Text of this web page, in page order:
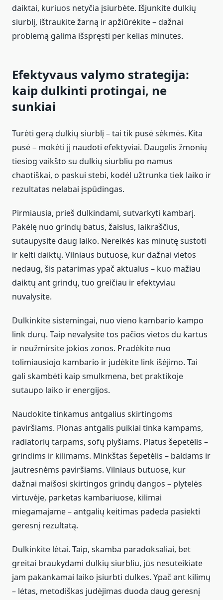
daiktai, kuriuos netyčia įsiurbėte. Išjunkite dulkių
siurblį, ištraukite žarną ir apžiūrėkite – dažnai
problemą galima išspręsti per kelias minutes.
Efektyvaus valymo strategija:
kaip dulkinti protingai, ne
sunkiai
Turėti gerą dulkių siurblį – tai tik pusė sėkmės. Kita
pusė – mokėti jį naudoti efektyviai. Daugelis žmonių
tiesiog vaikšto su dulkių siurbliu po namus
chaotiškai, o paskui stebi, kodėl užtrunka tiek laiko ir
rezultatas nelabai įspūdingas.
Pirmiausia, prieš dulkindami, sutvarkyti kambarį.
Pakėlę nuo grindų batus, žaislus, laikraščius,
sutaupysite daug laiko. Nereikės kas minutę sustoti
ir kelti daiktų. Vilniaus butuose, kur dažnai vietos
nedaug, šis patarimas ypač aktualus – kuo mažiau
daiktų ant grindų, tuo greičiau ir efektyviau
nuvalysite.
Dulkinkite sistemingai, nuo vieno kambario kampo
link durų. Taip nevalysite tos pačios vietos du kartus
ir neužmirsite jokios zonos. Pradėkite nuo
tolimiausiojo kambario ir judėkite link išėjimo. Tai
gali skambėti kaip smulkmena, bet praktikoje
sutaupo laiko ir energijos.
Naudokite tinkamus antgalius skirtingoms
paviršiams. Plonas antgalis puikiai tinka kampams,
radiatorių tarpams, sofų plyšiams. Platus šepetėlis –
grindims ir kilimams. Minkštas šepetėlis – baldams ir
jautresnėms paviršiams. Vilniaus butuose, kur
dažnai maišosi skirtingos grindų dangos – plytelės
virtuvėje, parketas kambariuose, kilimai
miegamajame – antgalių keitimas padeda pasiekti
geresnį rezultatą.
Dulkinkite lėtai. Taip, skamba paradoksaliai, bet
greitai braukydami dulkių siurbliu, jūs nesuteikiate
jam pakankamai laiko įsiurbti dulkes. Ypač ant kilimų
– lėtas, metodiškas judėjimas duoda daug geresnį